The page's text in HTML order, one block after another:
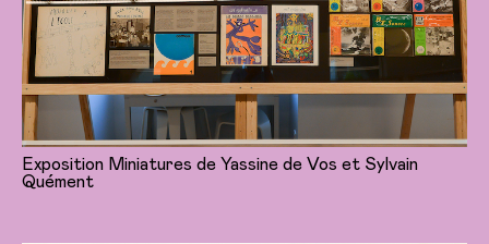
Exposition Miniatures de Yassine de Vos et Sylvain
Quément